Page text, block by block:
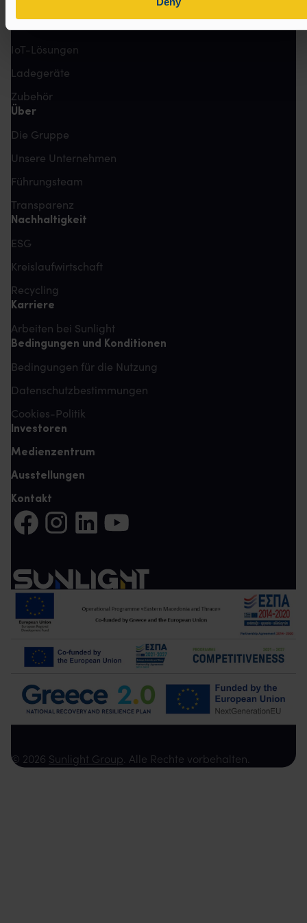
Blei-Säure
IoT-Lösungen
Ladegeräte
Zubehör
Über
Die Gruppe
Unsere Unternehmen
Führungsteam
Transparenz
Nachhaltigkeit
ESG
Kreislaufwirtschaft
Recycling
Karriere
Arbeiten bei Sunlight
Bedingungen und Konditionen
Bedingungen für die Nutzung
Datenschutzbestimmungen
Cookies-Politik
Investoren
Medienzentrum
Ausstellungen
Kontakt
Auf Facebook teilen (Es öffnet sich eine neue Registerkarte)
Auf Instagram teilen (Es öffnet sich eine neue
Auf LinkedIn teilen (Es öffnet sich eine neue
Auf YouTube teilen (Es öffnet sich eine
© 2026 Sunlight Group. Alle Rechte vorbehalten.